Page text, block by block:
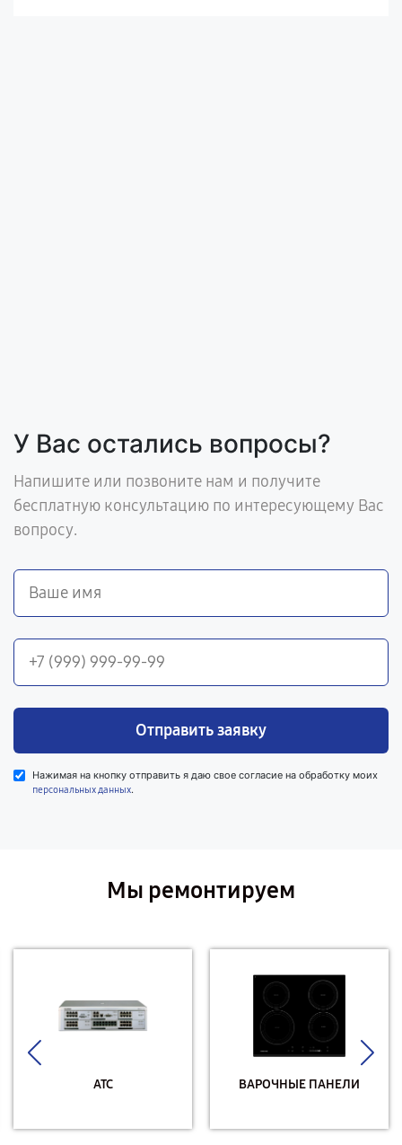
У Вас остались вопросы?
Напишите или позвоните нам и получите
бесплатную консультацию по интересующему Вас
вопросу.
Отправить заявку
Нажимая на кнопку отправить я даю свое согласие на обработку моих
персональных данных.
Мы ремонтируем
АТС ВАРОЧНЫЕ ПАНЕЛИ